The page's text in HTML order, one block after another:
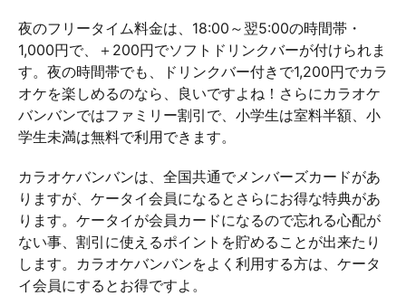
夜のフリータイム料金は、18:00～翌5:00の時間帯・
1,000円で、＋200円でソフトドリンクバーが付けられま
す。夜の時間帯でも、ドリンクバー付きで1,200円でカラ
オケを楽しめるのなら、良いですよね！さらにカラオケ
バンバンではファミリー割引で、小学生は室料半額、小
学生未満は無料で利用できます。
カラオケバンバンは、全国共通でメンバーズカードがあ
りますが、ケータイ会員になるとさらにお得な特典があ
ります。ケータイが会員カードになるので忘れる心配が
ない事、割引に使えるポイントを貯めることが出来たり
します。カラオケバンバンをよく利用する方は、ケータ
イ会員にするとお得ですよ。